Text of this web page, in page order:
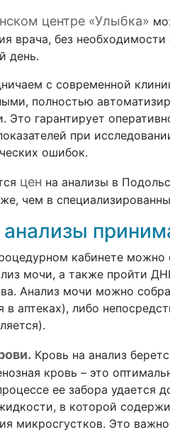
центре «Улыбка»
врача, без
день.
с современной
полностью
Это гарантирует
при
ошибок.
цен на анализы в
чем в
анализы
кабинете
мочи, а также пройти
Анализ мочи можно
в аптеках), либо
Кровь на анализ
кровь – это
ее забора удается
в которой
микросгустков. Это